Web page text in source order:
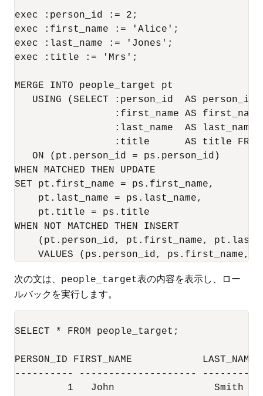
exec :person_id := 2;
exec :first_name := 'Alice';
exec :last_name := 'Jones';
exec :title := 'Mrs';
MERGE INTO people_target pt
   USING (SELECT :person_id  AS person_id,
:first_name AS
                 :last_name  AS last_name,
:title      AS title
   ON (pt.person_id = ps.person_id)
WHEN MATCHED THEN UPDATE
SET pt.first_name = ps.first_name,
    pt.last_name = ps.last_name,
    pt.title = ps.title
WHEN NOT MATCHED THEN INSERT
(pt.person_id, pt.first_name,
次の文は、 people_target表の内容を表示し、ロー
ルバックを実行します。
SELECT * FROM people_target;
PERSON_ID FIRST_NAME		LAST_NAME	     TITLE
---------- --------------------